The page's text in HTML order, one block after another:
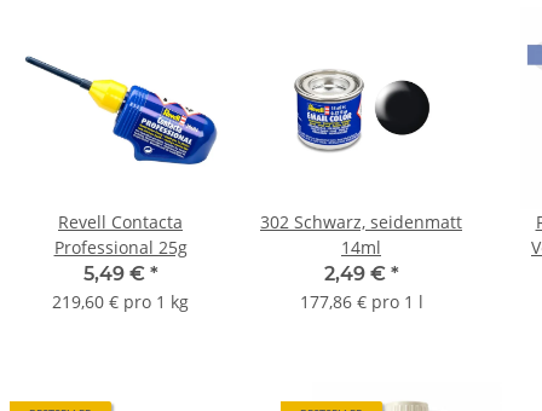
Revell Contacta
Professional 25g
5,49 € *
219,60 € pro 1 kg
302 Schwarz, seidenmatt
14ml
2,49 € *
177,86 € pro 1 l